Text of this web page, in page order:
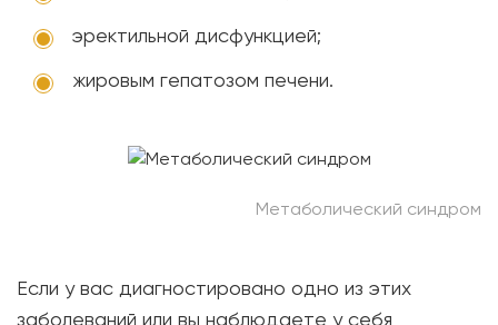
эректильной дисфункцией;
жировым гепатозом печени.
Метаболический синдром
Если у вас диагностировано одно из этих
заболеваний или вы наблюдаете у себя